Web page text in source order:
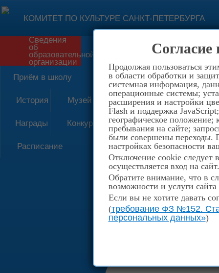
Согласие
Продолжая пользоваться
в области обработки и
системная информация,
операционные системы;
расширения и настройки
Flash и поддержка
географическое положение;
пребывания на сайте;
были совершены переходы.
настройках безопасности
Отключение cookie следует
осуществляется вход на сайт.
Обратите внимание, что в
возможности и услуги
Если вы не хотите давать
(требование ФЗ №152.
персональных данных»)
КОМИТЕТ ПО КУЛЬТУРЕ САНКТ-ПЕТЕРБУРГА
Форма обратной связи
Сведения
об
образовательной
организации
Приём в школу
История Музей
Награды Конкурсы
Расписание